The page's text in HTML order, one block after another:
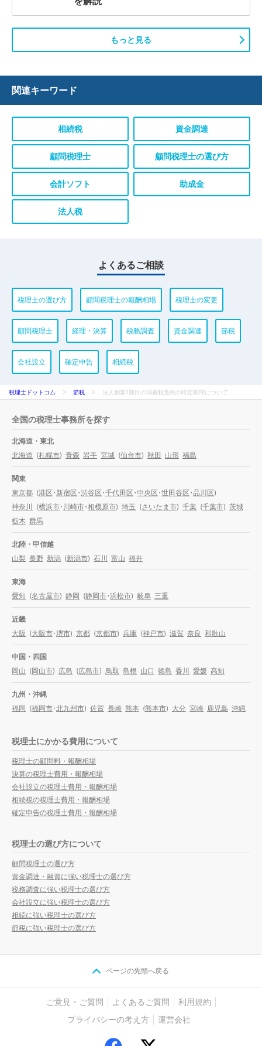
もっと見る
関連キーワード
相続税 資金調達
顧問税理士 顧問税理士の選び方
会計ソフト 助成金
法人税
よくあるご相談
税理士の選び方 顧問税理士の報酬相場 税理士の変更
顧問税理士 経理・決算 税務調査 資金調達 節税
会社設立 確定申告 相続税
税理士ドットコム 節税 法人創業1期目の消費税免税の特定期間について
全国の税理士事務所を探す
北海道・東北
北海道 (札幌市) 青森 岩手 宮城 (仙台市) 秋田 山形 福島
関東
東京都 (港区・新宿区・渋谷区・千代田区・中央区・世田谷区・品川区)
神奈川
(横浜市・川崎市・相模原市) 埼玉 (さいたま市) 千葉 (千葉市) 茨城
栃木 群馬
北陸・甲信越
山梨 長野 新潟 (新潟市) 石川 富山 福井
東海
愛知 (名古屋市) 静岡 (静岡市・浜松市) 岐阜 三重
近畿
大阪 (大阪市・堺市) 京都 (京都市) 兵庫 (神戸市) 滋賀 奈良 和歌山
中国・四国
岡山 (岡山市) 広島 (広島市) 鳥取 島根 山口 徳島 香川 愛媛 高知
九州・沖縄
福岡 (福岡市・北九州市) 佐賀 長崎 熊本 (熊本市) 大分 宮崎 鹿児島 沖縄
税理士にかかる費用について
税理士の顧問料・報酬相場
決算の税理士費用・報酬相場
会社設立の税理士費用・報酬相場
相続税の税理士費用・報酬相場
確定申告の税理士費用・報酬相場
税理士の選び方について
顧問税理士の選び方
資金調達・融資に強い税理士の選び方
税務調査に強い税理士の選び方
会社設立に強い税理士の選び方
相続に強い税理士の選び方
節税に強い税理士の選び方
ページの先頭へ戻る
ご意見・ご質問 よくあるご質問
利用規約
プライバシーの考え方
運営会社